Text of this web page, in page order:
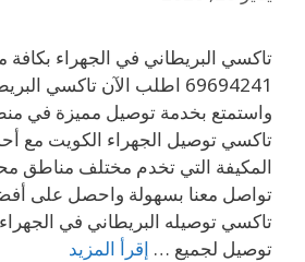
تاكسي البريطاني في الجهراء
69694241 اطلب الآن تاكسي
واستمتع بخدمة توصيل مميزة في
تاكسي توصيل الجهراء الكويت مع
المكيفة التي تخدم مختلف مناطق
تواصل معنا بسهولة واحصل على
تاكسي توصيله البريطاني في
توصيل لجميع … إقرأ المزيد